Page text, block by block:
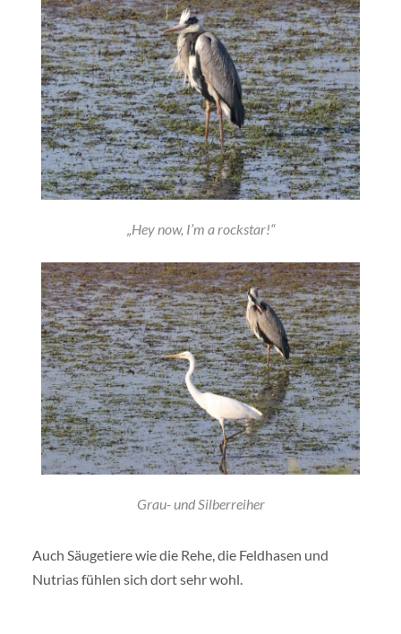
„Hey now, I’m a rockstar!“
Grau- und Silberreiher
Auch Säugetiere wie die Rehe, die Feldhasen und
Nutrias fühlen sich dort sehr wohl.